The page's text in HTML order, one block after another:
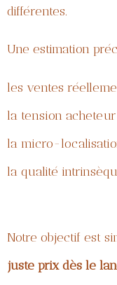
différentes.
Une estimation
les ventes
la tension
la micro-
la qualité
Notre objectif est
juste prix dès le